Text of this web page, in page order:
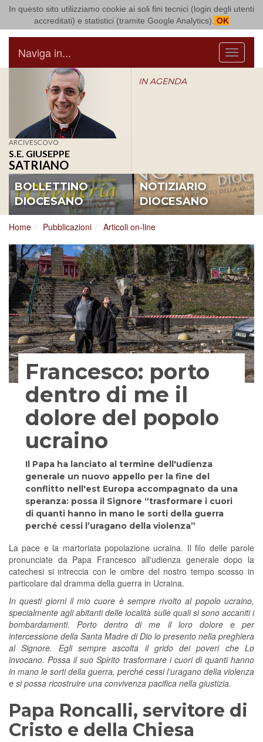
In questo sito utilizziamo cookie ai soli fini tecnici (login degli utenti
accreditati) e statistici (tramite Google Analytics). OK
Arcidiocesi di Bari Bitonto
Menu
Naviga in...
ARCIVESCOVO
S.E. GIUSEPPE
SATRIANO
IN AGENDA
BOLLETTINO
DIOCESANO
NOTIZIARIO
DIOCESANO
Home Pubblicazioni Articoli on-line
Francesco: porto
dentro di me il
dolore del popolo
ucraino
Il Papa ha lanciato al termine dell'udienza
generale un nuovo appello per la fine del
conflitto nell'est Europa accompagnato da una
speranza: possa il Signore “trasformare i cuori
di quanti hanno in mano le sorti della guerra
perché cessi l’uragano della violenza”
La pace e la martoriata popolazione ucraina. Il filo delle parole
pronunciate da Papa Francesco all'udienza generale dopo la
catechesi si intreccia con le ombre del nostro tempo scosso in
particolare dal dramma della guerra in Ucraina.
In questi giorni il mio cuore è sempre rivolto al popolo ucraino,
specialmente agli abitanti delle località sulle quali si sono accaniti i
bombardamenti. Porto dentro di me il loro dolore e per
intercessione della Santa Madre di Dio lo presento nella preghiera
al Signore. Egli sempre ascolta il grido dei poveri che Lo
invocano. Possa il suo Spirito trasformare i cuori di quanti hanno
in mano le sorti della guerra, perché cessi l’uragano della violenza
e si possa ricostruire una convivenza pacifica nella giustizia.
Papa Roncalli, servitore di
Cristo e della Chiesa